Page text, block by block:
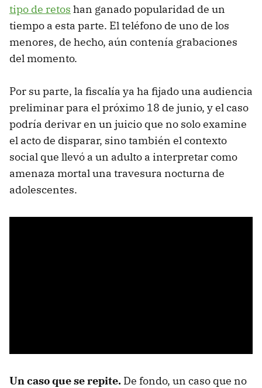
tipo de retos han ganado popularidad de un
tiempo a esta parte. El teléfono de uno de los
menores, de hecho, aún contenía grabaciones
del momento.
Por su parte, la fiscalía ya ha fijado una audiencia
preliminar para el próximo 18 de junio, y el caso
podría derivar en un juicio que no solo examine
el acto de disparar, sino también el contexto
social que llevó a un adulto a interpretar como
amenaza mortal una travesura nocturna de
adolescentes.
Un caso que se repite. De fondo, un caso que no